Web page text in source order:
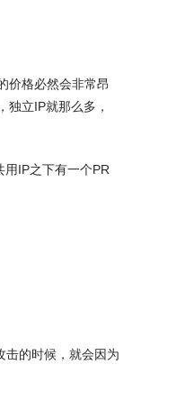
价格必然会非常昂
立IP就那么多，
IP之下有一个PR
的时候，就会因为